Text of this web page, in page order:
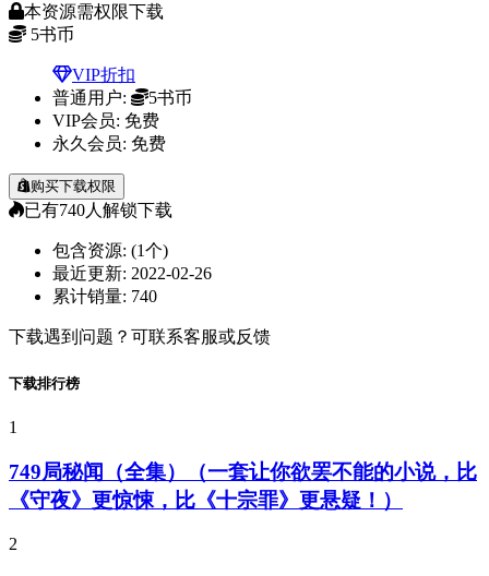
本资源需权限下载
5书币
VIP折扣
普通用户:
5书币
VIP会员: 免费
永久会员: 免费
购买下载权限
已有740人解锁下载
包含资源: (1个)
最近更新: 2022-02-26
累计销量: 740
下载遇到问题？可联系客服或反馈
下载排行榜
1
749局秘闻（全集）（一套让你欲罢不能的小说，比
《守夜》更惊悚，比《十宗罪》更悬疑！）
2